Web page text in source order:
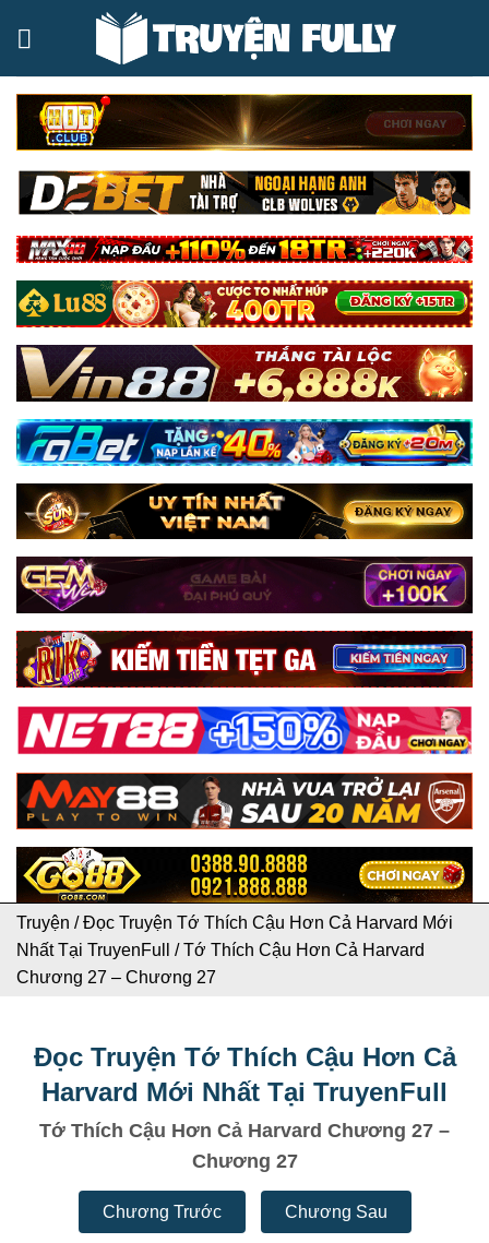
Truyện /Đọc Truyện Tớ Thích Cậu Hơn Cả Harvard Mới
Nhất Tại TruyenFull
/Tớ Thích Cậu Hơn Cả Harvard
Chương 27 – Chương 27
Đọc Truyện Tớ Thích Cậu Hơn Cả
Harvard Mới Nhất Tại TruyenFull
Tớ Thích Cậu Hơn Cả Harvard Chương 27 –
Chương 27
Chương Trước Chương Sau